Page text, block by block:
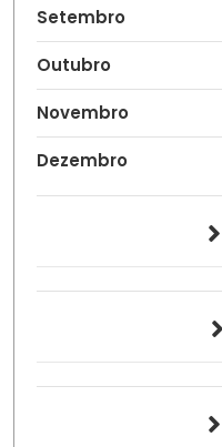
Setembro
Outubro
Novembro
Dezembro